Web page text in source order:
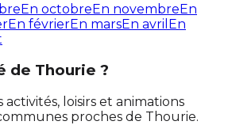
En octobreEn novembreEn
En févrierEn marsEn avril En
de Thourie ?
activités, loisirs et animations
proches de Thourie.